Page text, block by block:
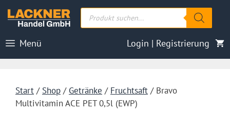
Inhalt
Products
search
Menü Login | Registrierung
Start / Shop / Getränke / Fruchtsaft / Bravo
Multivitamin ACE PET 0,5l (EWP)